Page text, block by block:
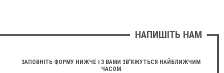
НАПИШІТЬ НАМ
ЗАПОВНІТЬ ФОРМУ НИЖЧЕ І З ВАМИ ЗВ'ЯЖУТЬСЯ НАЙБЛИЖЧИМ
ЧАСОМ